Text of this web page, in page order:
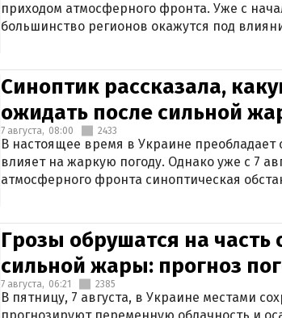
приходом атмосферного фронта. Уже с
большинство регионов окажутся под
Синоптик рассказала,
ожидать после сильной
7 августа, 08:00 2433
В настоящее время в Украине
влияет на жаркую погоду. Однако уже с 7
атмосферного фронта синоптическая
Грозы обрушатся на
сильной жары: прогноз
7 августа, 06:21 2385
В пятницу, 7 августа, в Украине местами